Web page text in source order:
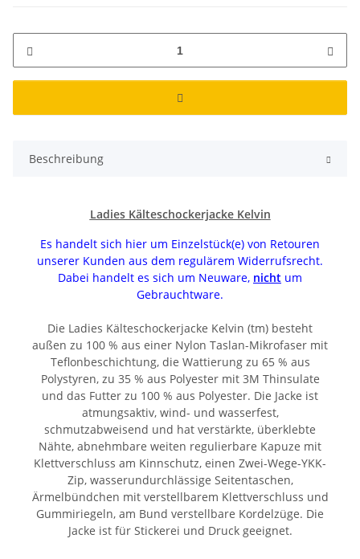
Beschreibung
Ladies Kälteschockerjacke Kelvin
Es handelt sich hier um Einzelstück(e) von Retouren
unserer Kunden aus dem regulärem Widerrufsrecht.
Dabei handelt es sich um Neuware, nicht um
Gebrauchtware.
Die Ladies Kälteschockerjacke Kelvin (tm) besteht
außen zu 100 % aus einer Nylon Taslan-Mikrofaser mit
Teflonbeschichtung, die Wattierung zu 65 % aus
Polystyren, zu 35 % aus Polyester mit 3M Thinsulate
und das Futter zu 100 % aus Polyester. Die Jacke ist
atmungsaktiv, wind- und wasserfest,
schmutzabweisend und hat verstärkte, überklebte
Nähte, abnehmbare weiten regulierbare Kapuze mit
Klettverschluss am Kinnschutz, einen Zwei-Wege-YKK-
Zip, wasserundurchlässige Seitentaschen,
Ärmelbündchen mit verstellbarem Klettverschluss und
Gummiriegeln, am Bund verstellbare Kordelzüge. Die
Jacke ist für Stickerei und Druck geeignet.